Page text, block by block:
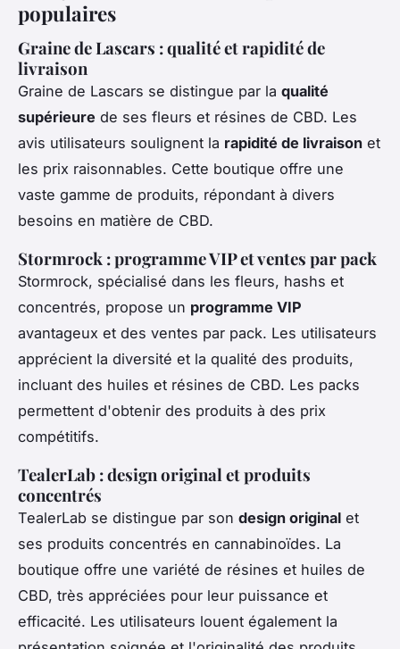
populaires
Graine de Lascars : qualité et rapidité de
livraison
Graine de Lascars se distingue par la qualité
supérieure de ses fleurs et résines de CBD. Les
avis utilisateurs soulignent la rapidité de livraison et
les prix raisonnables. Cette boutique offre une
vaste gamme de produits, répondant à divers
besoins en matière de CBD.
Stormrock : programme VIP et ventes par pack
Stormrock, spécialisé dans les fleurs, hashs et
concentrés, propose un programme VIP
avantageux et des ventes par pack. Les utilisateurs
apprécient la diversité et la qualité des produits,
incluant des huiles et résines de CBD. Les packs
permettent d'obtenir des produits à des prix
compétitifs.
TealerLab : design original et produits
concentrés
TealerLab se distingue par son design original et
ses produits concentrés en cannabinoïdes. La
boutique offre une variété de résines et huiles de
CBD, très appréciées pour leur puissance et
efficacité. Les utilisateurs louent également la